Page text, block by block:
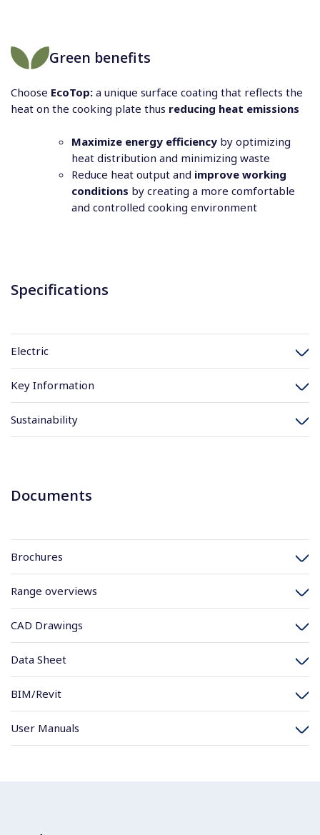
Green benefits
Choose EcoTop: a unique surface coating that reflects the
heat on the cooking plate thus reducing heat emissions
Maximize energy efficiency by optimizing
heat distribution and minimizing waste
Reduce heat output and improve working
conditions by creating a more comfortable
and controlled cooking environment
Specifications
Electric
Key Information
Sustainability
Documents
Brochures
Range overviews
CAD Drawings
Data Sheet
BIM/Revit
User Manuals